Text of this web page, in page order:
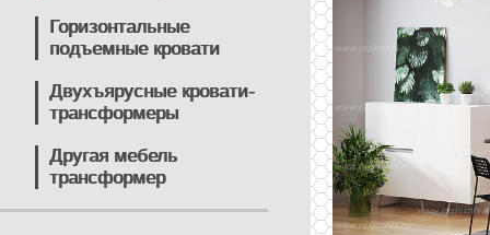
Горизонтальные
подъемные кровати
Двухъярусные кровати-
трансформеры
Другая мебель
трансформер